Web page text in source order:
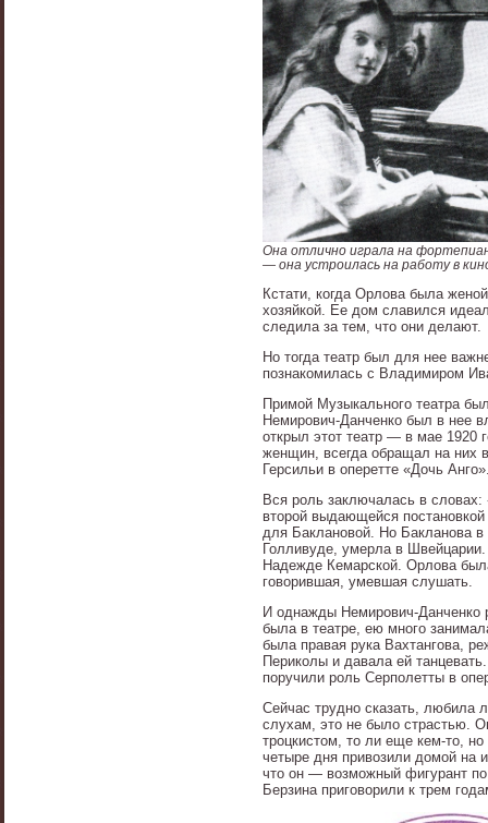
Она отлично играла на
— она устроилась на работу в
Кстати, когда Орлова была
хозяйкой. Ее дом славился
следила за тем, что они делают.
Но тогда театр был для нее
познакомилась с Владимиром
Примой Музыкального театра
Немирович-Данченко был в нее
открыл этот театр — в мае 1920
женщин, всегда обращал на них
Герсильи в оперетте «Дочь
Вся роль заключалась в
второй выдающейся
для Баклановой. Но Бакланова в
Голливуде, умерла в
Надежде Кемарской. Орлова
говорившая, умевшая слушать.
И однажды Немирович-Данченко
была в театре, ею много
была правая рука Вахтангова,
Периколы и давала ей
поручили роль Серполетты в
Сейчас трудно сказать, любила
слухам, это не было страстью.
троцкистом, то ли еще кем-то,
четыре дня привозили домой на
что он — возможный фигурант
Берзина приговорили к трем